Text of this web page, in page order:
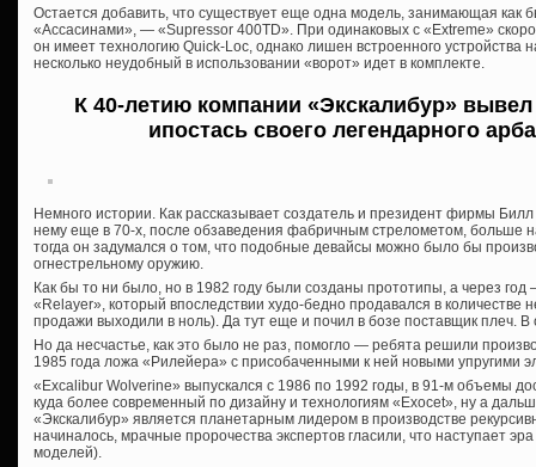
Остается добавить, что существует еще одна модель, занимающая
«Ассасинами», — «Supressor 400TD». При одинаковых с «Extreme»
он имеет технологию Quick-Loc, однако лишен встроенного
несколько неудобный в использовании «ворот» идет в комплекте.
К 40-летию компании «Экскалибур»
ипостась своего легендарного
Немного истории. Как рассказывает создатель и президент фирмы
нему еще в 70-х, после обзаведения фабричным стрелометом, больше
тогда он задумался о том, что подобные девайсы можно было бы
огнестрельному оружию.
Как бы то ни было, но в 1982 году были созданы прототипы, а через
«Relayer», который впоследствии худо-бедно продавался в количестве
продажи выходили в ноль). Да тут еще и почил в бозе поставщик плеч.
Но да несчастье, как это было не раз, помогло — ребята решили
1985 года ложа «Рилейера» с присобаченными к ней новыми упругими
«Excalibur Wolverine» выпускался с 1986 по 1992 годы, в 91-м объемы
куда более современный по дизайну и технологиям «Exocet», ну а
«Экскалибур» является планетарным лидером в производстве
начиналось, мрачные пророчества экспертов гласили, что наступает
моделей).